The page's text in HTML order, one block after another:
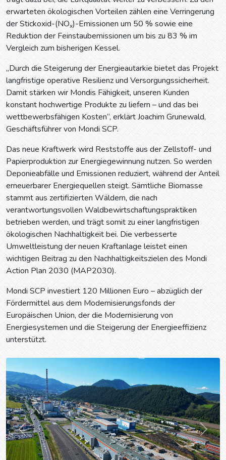
erwarteten ökologischen Vorteilen zählen eine Verringerung
der Stickoxid-(NOx)-Emissionen um 50 % sowie eine
Reduktion der Feinstaubemissionen um bis zu 83 % im
Vergleich zum bisherigen Kessel.
„Durch die Steigerung der Energieautarkie bietet das Projekt
langfristige operative Resilienz und Versorgungssicherheit.
Damit stärken wir Mondis Fähigkeit, unseren Kunden
konstant hochwertige Produkte zu liefern – und das bei
wettbewerbsfähigen Kosten“, erklärt Joachim Grunewald,
Geschäftsführer von Mondi SCP.
Das neue Kraftwerk wird Reststoffe aus der Zellstoff- und
Papierproduktion zur Energiegewinnung nutzen. So werden
Deponieabfälle und Emissionen reduziert, während der Anteil
erneuerbarer Energiequellen steigt. Sämtliche Biomasse
stammt aus zertifizierten Wäldern, die nach
verantwortungsvollen Waldbewirtschaftungspraktiken
betrieben werden, und trägt somit zu einer langfristigen
ökologischen Nachhaltigkeit bei. Die verbesserte
Umweltleistung der neuen Kraftanlage leistet einen
wichtigen Beitrag zu den Nachhaltigkeitszielen des Mondi
Action Plan 2030 (MAP2030).
Mondi SCP investiert 120 Millionen Euro – abzüglich der
Fördermittel aus dem Modernisierungsfonds der
Europäischen Union, der die Modernisierung von
Energiesystemen und die Steigerung der Energieeffizienz
unterstützt.
Prev Next